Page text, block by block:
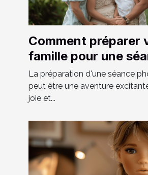
Comment préparer
famille pour une
photo réussie
La préparation d'une séance
peut être une aventure
joie et...